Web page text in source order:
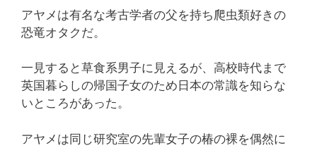
アヤメは有名な考古学者の父を持ち爬虫類好きの
恐竜オタクだ。
一見すると草食系男子に見えるが、高校時代まで
英国暮らしの帰国子女のため日本の常識を知らな
いところがあった。
アヤメは同じ研究室の先輩女子の椿の裸を偶然に